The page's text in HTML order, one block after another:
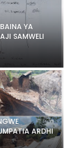
YA
SAMWELI
ARDHI